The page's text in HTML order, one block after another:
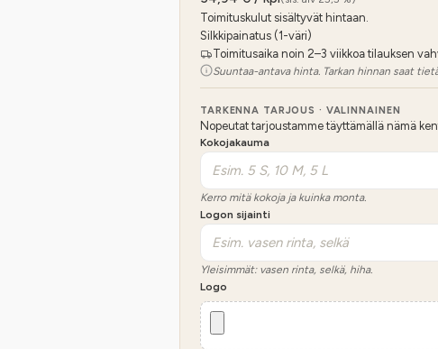
Toimituskulut sisältyvät hintaan.
Silkkipainatus (1-väri)
Toimitusaika noin 2–3 viikkoa tilauksen
Suuntaa-antava hinta. Tarkan hinnan saat
TARKENNA TARJOUS · VALINNAINEN
Nopeutat tarjoustamme täyttämällä nämä
Kokojakauma
Kerro mitä kokoja ja kuinka monta.
Logon sijainti
Yleisimmät: vasen rinta, selkä, hiha.
Logo